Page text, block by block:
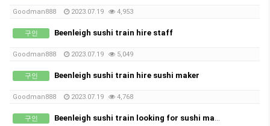
Goodman888 2023.07.19 4,953
구인 Beenleigh sushi train hire staff
Goodman888 2023.07.19 5,049
구인 Beenleigh sushi train hire sushi maker
Goodman888 2023.07.19 4,768
구인 Beenleigh sushi train looking for sushi maker